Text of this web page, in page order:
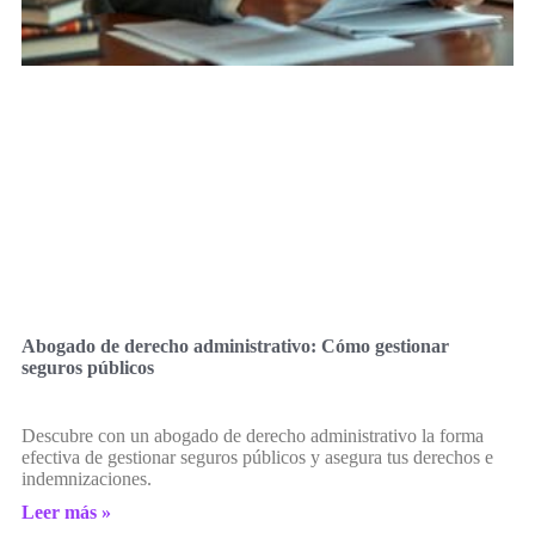
Abogado de derecho administrativo: Cómo gestionar
seguros públicos
Descubre con un abogado de derecho administrativo la forma
efectiva de gestionar seguros públicos y asegura tus derechos e
indemnizaciones.
Leer más »